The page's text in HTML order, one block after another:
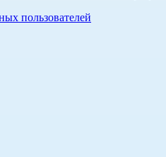
пользователей